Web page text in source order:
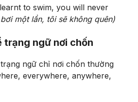
to swim, you will never
một lần, tôi sẽ không quên)
trạng ngữ nơi chốn
ngữ chỉ nơi chốn thường
everywhere, anywhere,